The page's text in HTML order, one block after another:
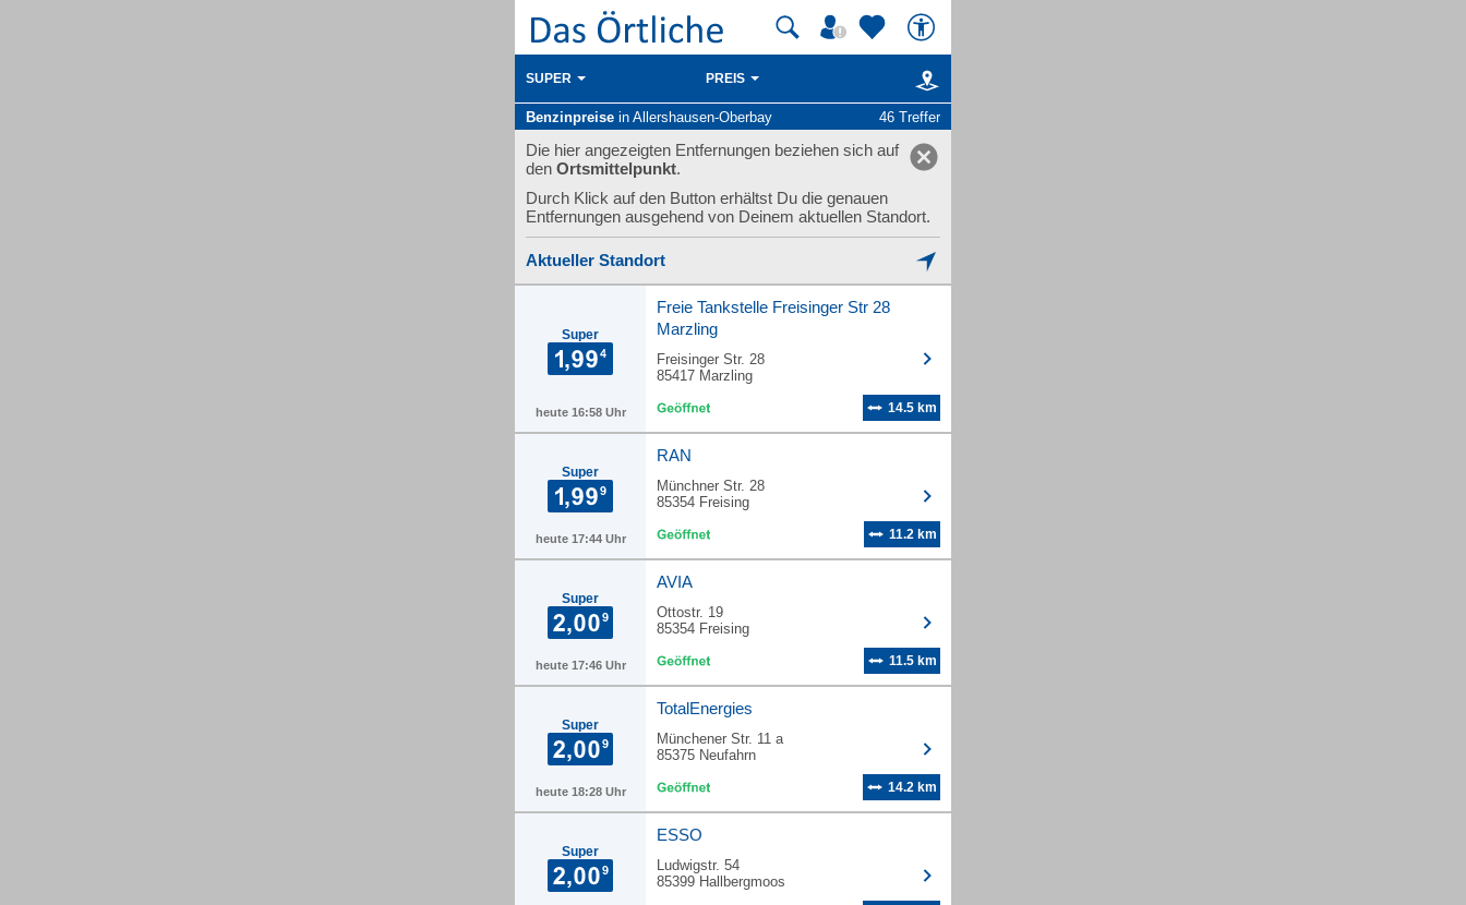
SUPER PREIS
Benzinpreise in Allershausen-Oberbay 46 Treffer
Die hier angezeigten Entfernungen beziehen sich auf
den Ortsmittelpunkt.
Durch Klick auf den Button erhältst Du die genauen
Entfernungen ausgehend von Deinem aktuellen Standort.
Aktueller Standort
Super
heute 16:58 Uhr
Freie Tankstelle Freisinger Str 28
Marzling
Freisinger Str. 28
85417 Marzling
14.5 km
Super
heute 17:44 Uhr
RAN
Münchner Str. 28
85354 Freising
11.2 km
Super
heute 17:46 Uhr
AVIA
Ottostr. 19
85354 Freising
11.5 km
Super
heute 18:28 Uhr
TotalEnergies
Münchener Str. 11 a
85375 Neufahrn
14.2 km
Super
ESSO
Ludwigstr. 54
85399 Hallbergmoos